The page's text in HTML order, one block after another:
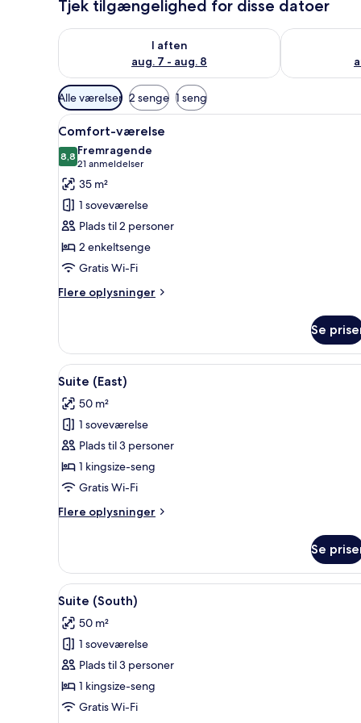
Tjek tilgængelighed for disse datoer
I aften
aug. 7 - aug. 8
Tjek tilgængelighed for i aften aug. 7 - aug. 8
Tjek
Tilgængelige
filtre
for
værelser
Alle værelser 2 senge 1 seng
Indlæs
alle
billeder
af
Comfort-
værelse
Et hotelværelse med seng,
9
Comfort-værelse
8,88,8 ud af 10
Fremragende
21 anmeldelser
(21
anmeldelser)
35 m²
1 soveværelse
Plads til 2 personer
2 enkeltsenge
Gratis Wi-Fi
Flere oplysninger
Flere
værelse
Se
Indlæs
alle
billeder
af
Suite
(East)
En moderne stue med sofa,
5
Suite (East)
50 m²
1 soveværelse
Plads til 3 personer
1 kingsize-seng
Gratis Wi-Fi
Flere oplysninger
Flere
(East)
Se
Indlæs
alle
billeder
af
Suite
(South)
Et hotelværelse med
3
Suite (South)
50 m²
1 soveværelse
Plads til 3 personer
1 kingsize-seng
Gratis Wi-Fi